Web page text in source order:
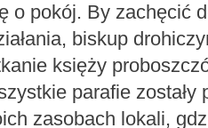
o pokój. By zachęcić
biskup
księży
parafie zostały
zasobach lokali,